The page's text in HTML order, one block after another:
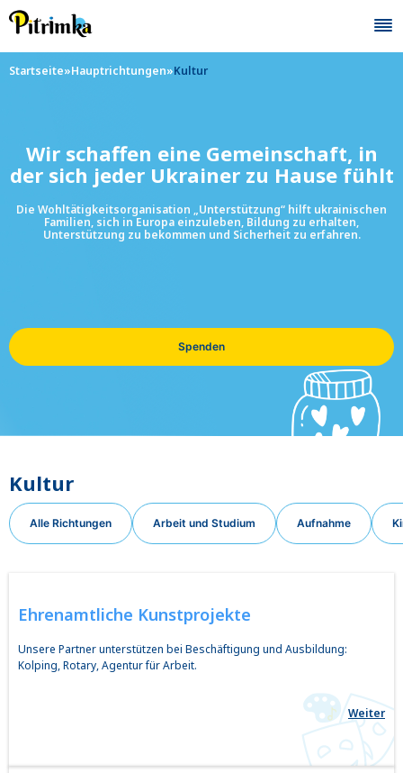
Skip
content
Startseite»Hauptrichtungen»Kultur
Wir schaffen eine Gemeinschaft, in
der sich jeder Ukrainer zu Hause fühlt
Die Wohltätigkeitsorganisation „Unterstützung“ hilft ukrainischen
Familien, sich in Europa einzuleben, Bildung zu erhalten,
Unterstützung zu bekommen und Sicherheit zu erfahren.
Spenden
Kultur
Alle Richtungen Arbeit und Studium Aufnahme
Ehrenamtliche Kunstprojekte
Unsere Partner unterstützen bei Beschäftigung und Ausbildung:
Kolping, Rotary, Agentur für Arbeit.
Weiter